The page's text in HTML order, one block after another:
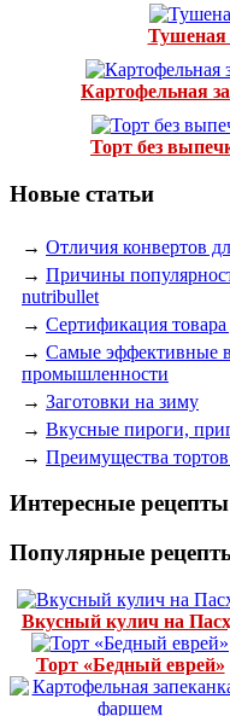
Тушеная
Картофельная
Торт без
Новые статьи
→ Отличия конвертов
→ Причины
nutribullet
→ Сертификация
→ Самые эффективные
промышленности
→ Заготовки на зиму
→ Вкусные пироги,
→ Преимущества тортов
Интересные рецепты
Популярные
Вкусный кулич на
Торт «Бедный еврей»